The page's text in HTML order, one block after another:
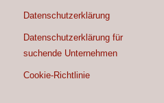
Datenschutzerklärung
Datenschutzerklärung für
suchende Unternehmen
Cookie-Richtlinie